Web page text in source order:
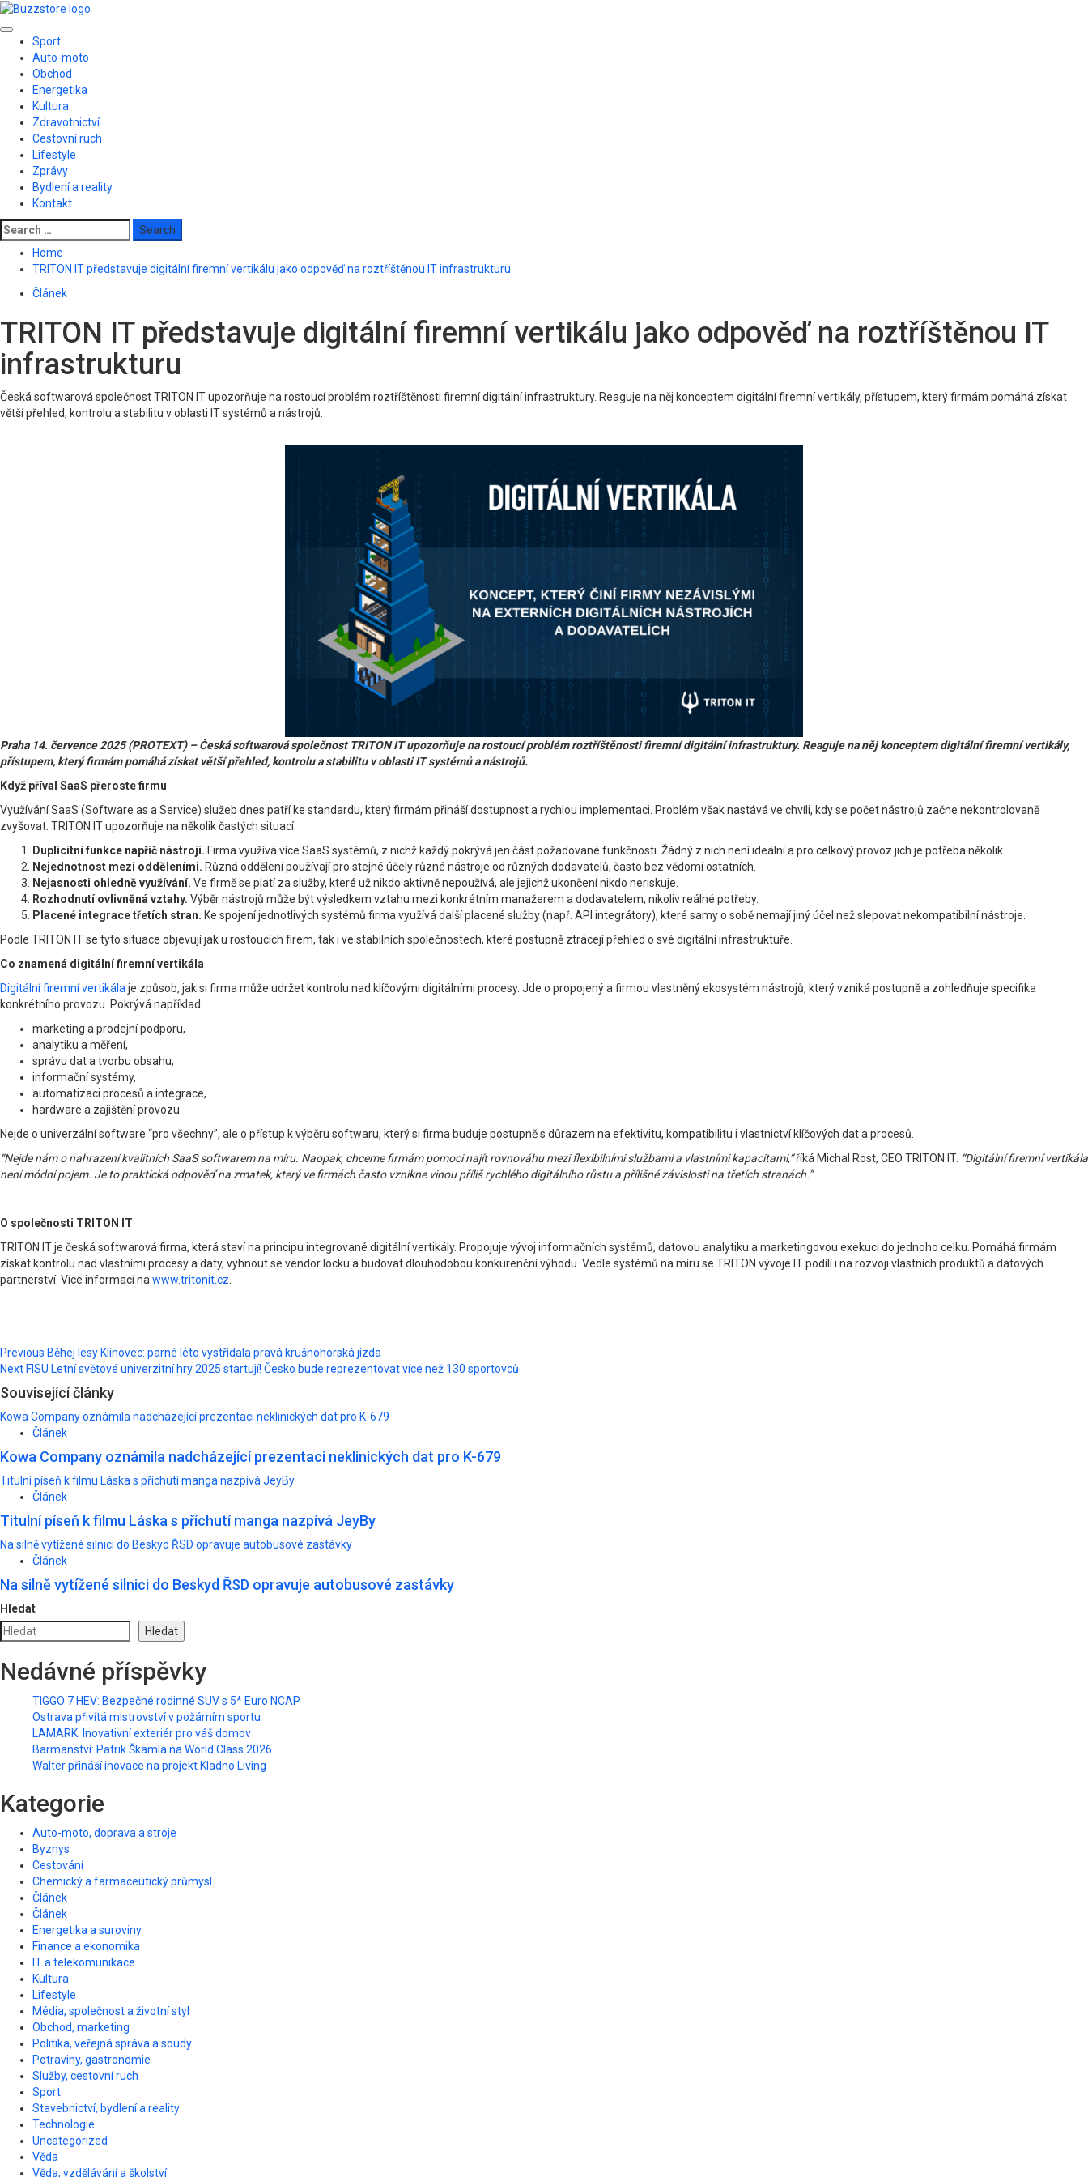
Skip
content
Primary
Menu
Sport
Auto-moto
Obchod
Energetika
Kultura
Zdravotnictví
Cestovní ruch
Lifestyle
Zprávy
Bydlení a reality
Kontakt
Search
for:
Home
TRITON IT představuje digitální firemní vertikálu jako odpověď na roztříštěnou IT infrastrukturu
Článek
TRITON IT představuje digitální firemní vertikálu jako odpověď na roztříštěnou IT
infrastrukturu
Česká softwarová společnost TRITON IT upozorňuje na rostoucí problém roztříštěnosti firemní digitální infrastruktury. Reaguje na něj konceptem digitální firemní vertikály, přístupem, který firmám pomáhá získat
větší přehled, kontrolu a stabilitu v oblasti IT systémů a nástrojů.
Praha 14. července 2025 (PROTEXT) – Česká softwarová společnost TRITON IT upozorňuje na rostoucí problém roztříštěnosti firemní digitální infrastruktury. Reaguje na něj konceptem digitální firemní vertikály,
přístupem, který firmám pomáhá získat větší přehled, kontrolu a stabilitu v oblasti IT systémů a nástrojů.
Když příval SaaS přeroste firmu
Využívání SaaS (Software as a Service) služeb dnes patří ke standardu, který firmám přináší dostupnost a rychlou implementaci. Problém však nastává ve chvíli, kdy se počet nástrojů začne nekontrolovaně
zvyšovat. TRITON IT upozorňuje na několik častých situací:
Duplicitní funkce napříč nástroji. Firma využívá více SaaS systémů, z nichž každý pokrývá jen část požadované funkčnosti. Žádný z nich není ideální a pro celkový provoz jich je potřeba několik.
Nejednotnost mezi odděleními. Různá oddělení používají pro stejné účely různé nástroje od různých dodavatelů, často bez vědomí ostatních.
Nejasnosti ohledně využívání. Ve firmě se platí za služby, které už nikdo aktivně nepoužívá, ale jejichž ukončení nikdo neriskuje.
Rozhodnutí ovlivněná vztahy. Výběr nástrojů může být výsledkem vztahu mezi konkrétním manažerem a dodavatelem, nikoliv reálné potřeby.
Placené integrace třetích stran. Ke spojení jednotlivých systémů firma využívá další placené služby (např. API integrátory), které samy o sobě nemají jiný účel než slepovat nekompatibilní nástroje.
Podle TRITON IT se tyto situace objevují jak u rostoucích firem, tak i ve stabilních společnostech, které postupně ztrácejí přehled o své digitální infrastruktuře.
Co znamená digitální firemní vertikála
Digitální firemní vertikálaje způsob, jak si firma může udržet kontrolu nad klíčovými digitálními procesy. Jde o propojený a firmou vlastněný ekosystém nástrojů, který vzniká postupně a zohledňuje specifika
konkrétního provozu. Pokrývá například:
marketing a prodejní podporu,
analytiku a měření,
správu dat a tvorbu obsahu,
informační systémy,
automatizaci procesů a integrace,
hardware a zajištění provozu.
Nejde o univerzální software “pro všechny”, ale o přístup k výběru softwaru, který si firma buduje postupně s důrazem na efektivitu, kompatibilitu i vlastnictví klíčových dat a procesů.
“Nejde nám o nahrazení kvalitních SaaS softwarem na míru. Naopak, chceme firmám pomoci najít rovnováhu mezi flexibilními službami a vlastními kapacitami,”říká Michal Rost, CEO TRITON IT. “Digitální firemní vertikála
není módní pojem. Je to praktická odpověď na zmatek, který ve firmách často vznikne vinou příliš rychlého digitálního růstu a přílišné závislosti na třetích stranách.”
O společnosti TRITON IT
TRITON IT je česká softwarová firma, která staví na principu integrované digitální vertikály. Propojuje vývoj informačních systémů, datovou analytiku a marketingovou exekuci do jednoho celku. Pomáhá firmám
získat kontrolu nad vlastními procesy a daty, vyhnout se vendor locku a budovat dlouhodobou konkurenční výhodu. Vedle systémů na míru se TRITON vývoje IT podílí i na rozvoji vlastních produktů a datových
partnerství. Více informací nawww.tritonit.cz.
Post
navigation
Previous Běhej lesy Klínovec: parné léto vystřídala pravá krušnohorská jízda
Next FISU Letní světové univerzitní hry 2025 startují! Česko bude reprezentovat více než 130 sportovců
Související články
Kowa Company oznámila nadcházející prezentaci neklinických dat pro K-679
Článek
Kowa Company oznámila nadcházející prezentaci neklinických dat pro K-679
Titulní píseň k filmu Láska s příchutí manga nazpívá JeyBy
Článek
Titulní píseň k filmu Láska s příchutí manga nazpívá JeyBy
Na silně vytížené silnici do Beskyd ŘSD opravuje autobusové zastávky
Článek
Na silně vytížené silnici do Beskyd ŘSD opravuje autobusové zastávky
Hledat
Hledat
Nedávné příspěvky
TIGGO 7 HEV: Bezpečné rodinné SUV s 5* Euro NCAP
Ostrava přivítá mistrovství v požárním sportu
LAMARK: Inovativní exteriér pro váš domov
Barmanství: Patrik Škamla na World Class 2026
Walter přináší inovace na projekt Kladno Living
Kategorie
Auto-moto, doprava a stroje
Byznys
Cestování
Chemický a farmaceutický průmysl
Článek
Článek
Energetika a suroviny
Finance a ekonomika
IT a telekomunikace
Kultura
Lifestyle
Média, společnost a životní styl
Obchod, marketing
Politika, veřejná správa a soudy
Potraviny, gastronomie
Služby, cestovní ruch
Sport
Stavebnictví, bydlení a reality
Technologie
Uncategorized
Věda
Věda, vzdělávání a školství